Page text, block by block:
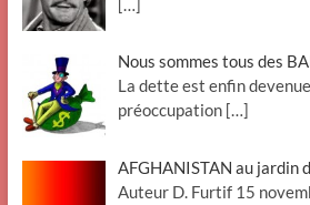
Nous sommes tous des
La dette est enfin
préoccupation […]
AFGHANISTAN au jardin
Auteur D. Furtif 15